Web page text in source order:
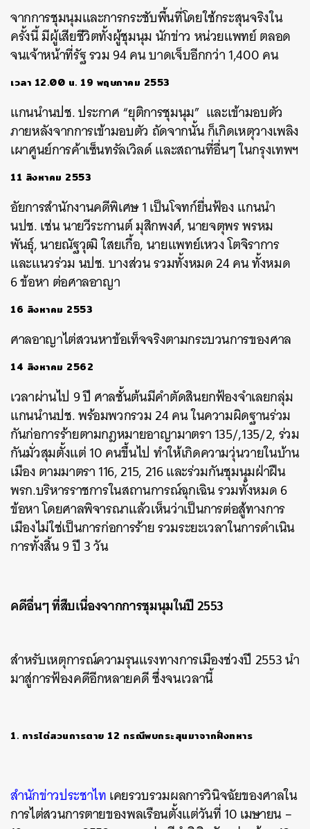
จากการชุมนุมและการกระชับพื้นที่โดยใช้กระสุนจริงใน
ครั้งนี้ มีผู้เสียชีวิตทั้งผู้ชุมนุม นักข่าว หน่วยแพทย์ ตลอด
จนเจ้าหน้าที่รัฐ รวม 94 คน บาดเจ็บอีกกว่า 1,400 คน
เวลา 12.00 น. 19 พฤษภาคม 2553
แกนนำนปช. ประกาศ “ยุติการชุมนุม” และเข้ามอบตัว
ภายหลังจากการเข้ามอบตัว ถัดจากนั้น ก็เกิดเหตุวางเพลิง
เผาศูนย์การค้าเซ็นทรัลเวิลด์ และสถานที่อื่นๆ ในกรุงเทพฯ
11 สิงหาคม 2553
อัยการสำนักงานคดีพิเศษ 1 เป็นโจทก์ยื่นฟ้อง แกนนำ
นปช. เช่น นายวีระกานต์ มุสิกพงศ์, นายจตุพร พรหม
พันธุ์, นายณัฐวุฒิ ใสยเกื้อ, นายแพทย์เหวง โตจิราการ
และแนวร่วม นปช. บางส่วน รวมทั้งหมด 24 คน ทั้งหมด
6 ข้อหา ต่อศาลอาญา
16 สิงหาคม 2553
ศาลอาญาไต่สวนหาข้อเท็จจริงตามกระบวนการของศาล
14 สิงหาคม 2562
เวลาผ่านไป 9 ปี ศาลชั้นต้นมีคำตัดสินยกฟ้องจำเลยกลุ่ม
แกนนำนปช. พร้อมพวกรวม 24 คน ในความผิดฐานร่วม
กันก่อการร้ายตามกฎหมายอาญามาตรา 135/,135/2, ร่วม
กันมั่วสุมตั้งแต่ 10 คนขึ้นไป ทำให้เกิดความวุ่นวายในบ้าน
เมือง ตามมาตรา 116, 215, 216 และร่วมกันชุมนุมฝ่าฝืน
พรก.บริหารราชการในสถานการณ์ฉุกเฉิน รวมทั้งหมด 6
ข้อหา โดยศาลพิจารณาแล้วเห็นว่าเป็นการต่อสู้ทางการ
เมืองไม่ใช่เป็นการก่อการร้าย รวมระยะเวลาในการดำเนิน
การทั้งสิ้น 9 ปี 3 วัน
คดีอื่นๆ ที่สืบเนื่องจากการชุมนุมในปี 2553
สำหรับเหตุการณ์ความรุนแรงทางการเมืองช่วงปี 2553 นำ
มาสู่การฟ้องคดีอีกหลายคดี ซึ่งจนเวลานี้
1. การไต่สวนการตาย 12 กรณีพบกระสุนมาจากฝั่งทหาร
สำนักข่าวประชาไทเคยรวบรวมผลการวินิจฉัยของศาลใน
การไต่สวนการตายของพลเรือนตั้งแต่วันที่ 10 เมษายน –